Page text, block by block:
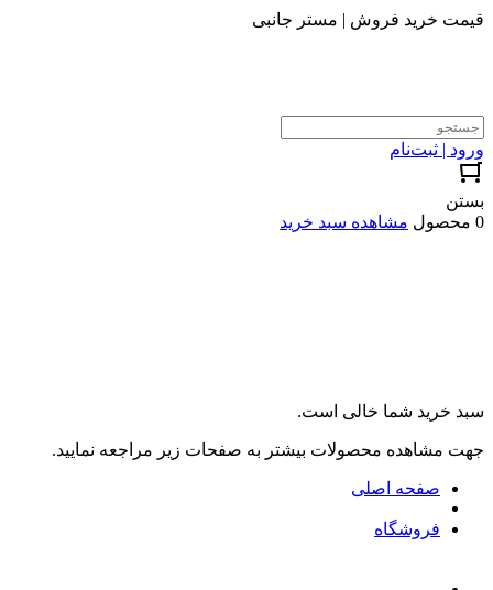
قیمت خرید فروش | مستر جانبی
ورود | ثبت‌نام
بستن
0 محصول
مشاهده سبد خرید
سبد خرید شما خالی است.
جهت مشاهده محصولات بیشتر به صفحات زیر مراجعه نمایید.
صفحه اصلی
فروشگاه